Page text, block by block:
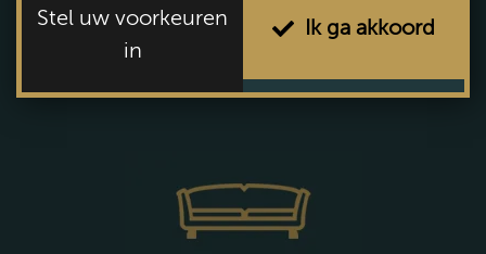
Klassiek
Almelo
Vandaag geopend tot 21:00
Stel uw voorkeuren
in
Ik ga akkoord